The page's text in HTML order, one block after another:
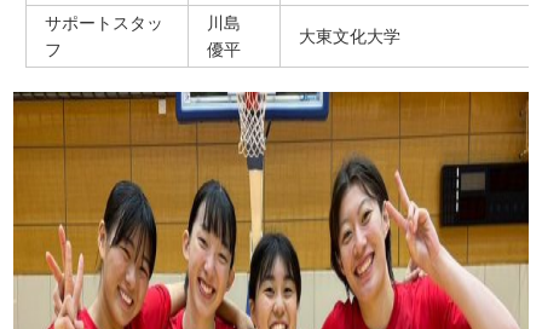
サポートスタッ
フ
川島
優平
大東文化大学